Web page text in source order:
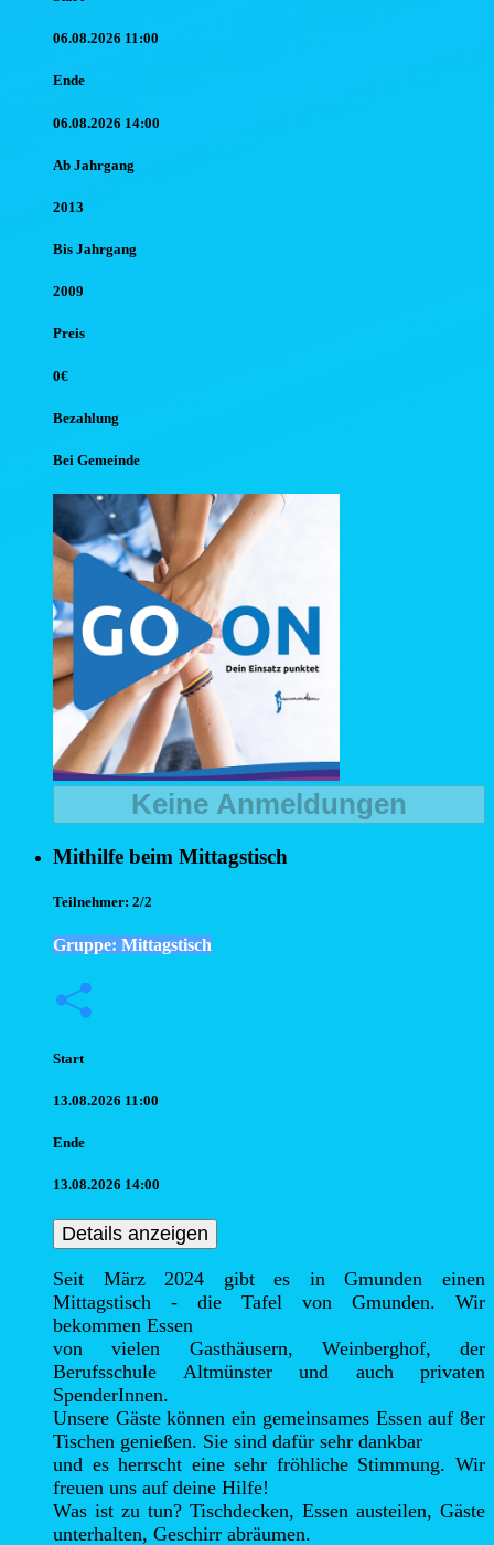
06.08.2026 11:00
Ende
06.08.2026 14:00
Ab Jahrgang
2013
Bis Jahrgang
2009
Preis
0€
Bezahlung
Bei Gemeinde
Keine Anmeldungen
Mithilfe beim Mittagstisch
Teilnehmer: 2/2
Gruppe: Mittagstisch
Start
13.08.2026 11:00
Ende
13.08.2026 14:00
Details anzeigen
Seit März 2024 gibt es in Gmunden einen
Mittagstisch - die Tafel von Gmunden. Wir
bekommen Essen
von vielen Gasthäusern, Weinberghof, der
Berufsschule Altmünster und auch privaten
SpenderInnen.
Unsere Gäste können ein gemeinsames Essen auf 8er
Tischen genießen. Sie sind dafür sehr dankbar
und es herrscht eine sehr fröhliche Stimmung. Wir
freuen uns auf deine Hilfe!
Was ist zu tun? Tischdecken, Essen austeilen, Gäste
unterhalten, Geschirr abräumen.